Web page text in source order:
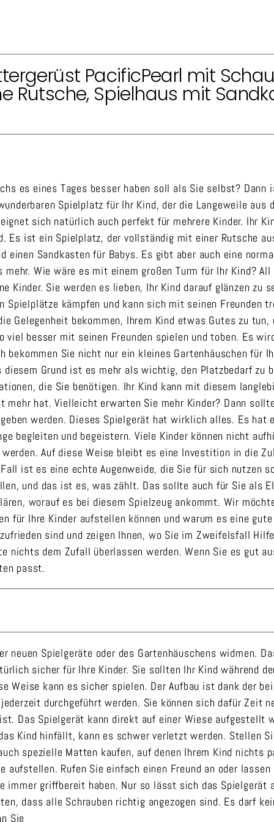
PacificPearl mit
Rutsche, Spielhaus mit
es eines Tages besser haben soll als Sie selbst?
Spielplatz für Ihr Kind, der die Langeweile aus
sich natürlich auch perfekt für mehrere Kinder. Ihr
Es ist ein Spielplatz, der vollständig mit einer Rutsche
einen Sandkasten für Babys. Es gibt aber auch eine
Wie wäre es mit einem großen Turm für Ihr Kind?
Kinder. Sie werden es lieben, Ihr Kind darauf glänzen zu
Spielplätze kämpfen und kann sich mit seinen Freunden
Gelegenheit bekommen, Ihrem Kind etwas Gutes zu tun,
besser mit seinen Freunden spielen und toben. Es
bekommen Sie nicht nur ein kleines Gartenhäuschen für
Grund ist es mehr als wichtig, den Platzbedarf zu
die Sie benötigen. Ihr Kind kann mit diesem
hat. Vielleicht erwarten Sie mehr Kinder? Dann
werden. Dieses Spielgerät hat wirklich alles. Es hat
begleiten und begeistern. Viele Kinder können nicht
Auf diese Weise bleibt es eine Investition in die
ist es eine echte Augenweide, die Sie für sich nutzen
und das ist es, was zählt. Das sollte auch für Sie als
worauf es bei diesem Spielzeug ankommt. Wir
für Ihre Kinder aufstellen können und warum es eine
sind und zeigen Ihnen, wo Sie im Zweifelsfall
nichts dem Zufall überlassen werden. Wenn Sie es gut
passt.
neuen Spielgeräte oder des Gartenhäuschens widmen.
sicher für Ihre Kinder. Sie sollten Ihr Kind während
Weise kann es sicher spielen. Der Aufbau ist dank der
durchgeführt werden. Sie können sich dafür Zeit
Das Spielgerät kann direkt auf einer Wiese aufgestellt
Kind hinfällt, kann es schwer verletzt werden. Stellen
spezielle Matten kaufen, auf denen Ihrem Kind nichts
Rufen Sie einfach einen Freund an oder lassen
immer griffbereit haben. Nur so lässt sich das Spielgerät
dass alle Schrauben richtig angezogen sind. Es darf
Sie